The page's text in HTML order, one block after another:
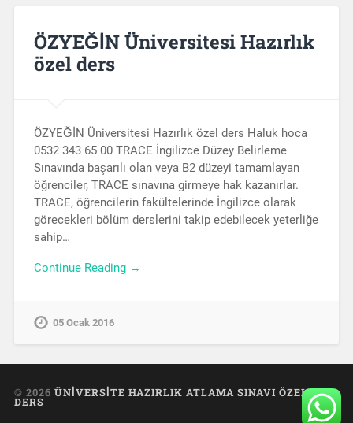
ÖZYEĞİN Üniversitesi Hazırlık
özel ders
ÖZYEĞİN Üniversitesi Hazırlık özel ders Haluk hoca
0532 343 65 00 TRACE İngilizce Düzey Belirleme
Sınavında başarılı olan veya B2 düzeyi tamamlayan
öğrenciler, TRACE sınavına girmeye hak kazanırlar.
TRACE, öğrencilerin fakültelerinde İngilizce olarak
görecekleri bölüm derslerini takip edebilecek yeterliğe
sahip…
Continue Reading →
05 Ocak 2016
© 2026 ÜNIVERSITE HAZIRLIK ATLAMA SINAVI ÖZEL
DERS
UP ↑